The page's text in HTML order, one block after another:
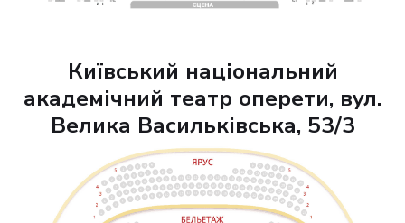
Київський національний
академічний театр оперети, вул.
Велика Васильківська, 53/3